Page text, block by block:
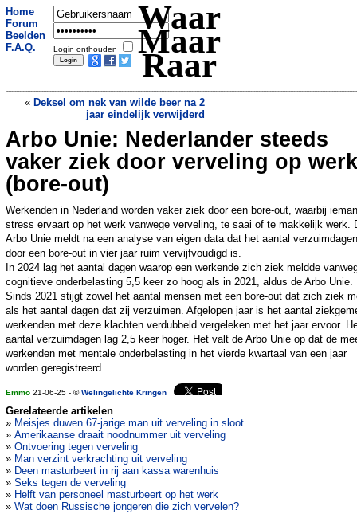
Home
Forum
Beelden
F.A.Q.
Login onthouden
Waar
Maar
Raar
« Deksel om nek van wilde beer na 2
jaar eindelijk verwijderd
Amerikaanse militairen eten kreeft en
steak: internet vermoedt uitzending naar
Iran»
Arbo Unie: Nederlander steeds
vaker ziek door verveling op werk
(bore-out)
Werkenden in Nederland worden vaker ziek door een bore-out, waarbij
stress ervaart op het werk vanwege verveling, te saai of te makkelijk werk.
Arbo Unie meldt na een analyse van eigen data dat het aantal verzuimdagen
door een bore-out in vier jaar ruim vervijfvoudigd is.
In 2024 lag het aantal dagen waarop een werkende zich ziek meldde
cognitieve onderbelasting 5,5 keer zo hoog als in 2021, aldus de Arbo Unie.
Sinds 2021 stijgt zowel het aantal mensen met een bore-out dat zich ziek
als het aantal dagen dat zij verzuimen. Afgelopen jaar is het aantal
werkenden met deze klachten verdubbeld vergeleken met het jaar ervoor.
aantal verzuimdagen lag 2,5 keer hoger. Het valt de Arbo Unie op dat de
werkenden met mentale onderbelasting in het vierde kwartaal van een jaar
worden geregistreerd.
Emmo 21-06-25 - ©Welingelichte Kringen
Gerelateerde artikelen
» Meisjes duwen 67-jarige man uit verveling in sloot
» Amerikaanse draait noodnummer uit verveling
» Ontvoering tegen verveling
» Man verzint verkrachting uit verveling
» Deen masturbeert in rij aan kassa warenhuis
» Seks tegen de verveling
» Helft van personeel masturbeert op het werk
» Wat doen Russische jongeren die zich vervelen?